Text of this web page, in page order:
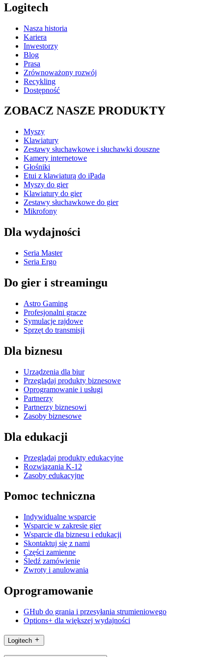
Logitech
Nasza historia
Kariera
Inwestorzy
Blog
Prasa
Zrównoważony rozwój
Recykling
Dostępność
ZOBACZ NASZE PRODUKTY
Myszy
Klawiatury
Zestawy słuchawkowe i słuchawki douszne
Kamery internetowe
Głośniki
Etui z klawiaturą do iPada
Myszy do gier
Klawiatury do gier
Zestawy słuchawkowe do gier
Mikrofony
Dla wydajności
Seria Master
Seria Ergo
Do gier i streamingu
Astro Gaming
Profesjonalni gracze
Symulacje rajdowe
Sprzęt do transmisji
Dla biznesu
Urządzenia dla biur
Przeglądaj produkty biznesowe
Oprogramowanie i usługi
Partnerzy
Partnerzy biznesowi
Zasoby biznesowe
Dla edukacji
Przeglądaj produkty edukacyjne
Rozwiązania K-12
Zasoby edukacyjne
Pomoc techniczna
Indywidualne wsparcie
Wsparcie w zakresie gier
Wsparcie dla biznesu i edukacji
Skontaktuj się z nami
Części zamienne
Śledź zamówienie
Zwroty i anulowania
Oprogramowanie
GHub do grania i przesyłania strumieniowego
Options+ dla większej wydajności
Logitech